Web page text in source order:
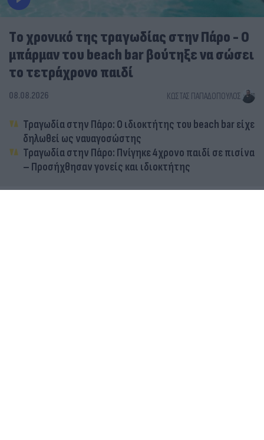
Tο χρονικό της τραγωδίας στην Πάρο - Ο
μπάρμαν του beach bar βούτηξε να σώσει
το τετράχρονο παιδί
08.08.2026 ΚΏΣΤΑΣ ΠΑΠΑΔΌΠΟΥΛΟΣ
Τραγωδία στην Πάρο: Ο ιδιοκτήτης του beach bar είχε
δηλωθεί ως ναυαγοσώστης
Τραγωδία στην Πάρο: Πνίγηκε 4χρονο παιδί σε πισίνα
– Προσήχθησαν γονείς και ιδιοκτήτης